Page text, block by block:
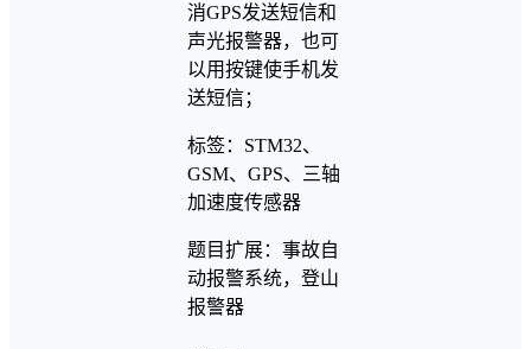
消GPS发送短信和
声光报警器，也可
以用按键使手机发
送短信；
标签：STM32、
GSM、GPS、三轴
加速度传感器
题目扩展：事故自
动报警系统，登山
报警器